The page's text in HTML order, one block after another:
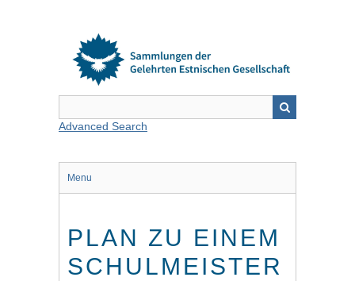
Advanced Search
Menu
PLAN ZU EINEM
SCHULMEISTER